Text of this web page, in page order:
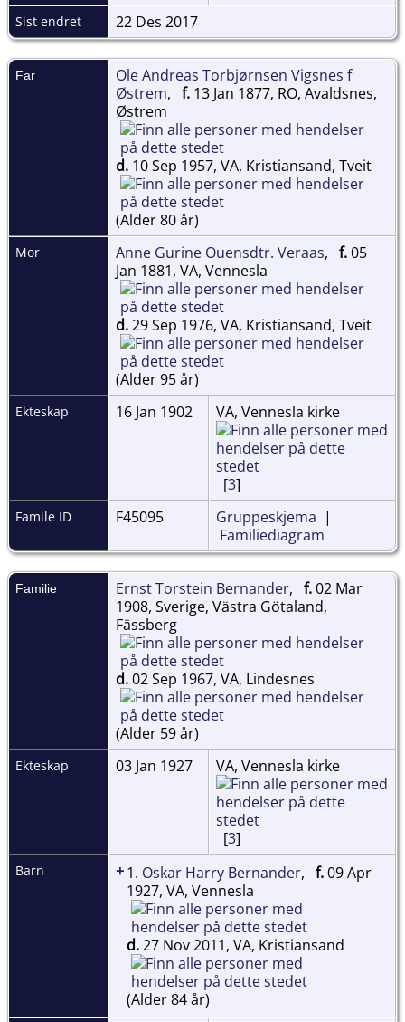
Sist endret 22 Des 2017
Far
Ole Andreas Torbjørnsen Vigsnes f
Østrem, f. 13 Jan 1877, RO, Avaldsnes,
Østrem
d. 10 Sep 1957, VA, Kristiansand, Tveit
(Alder 80 år)
Mor Anne Gurine Ouensdtr. Veraas, f.05
Jan 1881, VA, Vennesla
d.29 Sep 1976, VA, Kristiansand, Tveit
(Alder 95 år)
Ekteskap 16 Jan 1902 VA, Vennesla kirke
[3]
Famile ID F45095 Gruppeskjema |
Familiediagram
Familie Ernst Torstein Bernander, f.02 Mar
1908, Sverige, Västra Götaland,
Fässberg
d.02 Sep 1967, VA, Lindesnes
(Alder 59 år)
Ekteskap 03 Jan 1927 VA, Vennesla kirke
[3]
Barn +1. Oskar Harry Bernander, f.09 Apr
1927, VA, Vennesla
d.27 Nov 2011, VA, Kristiansand
(Alder 84 år)